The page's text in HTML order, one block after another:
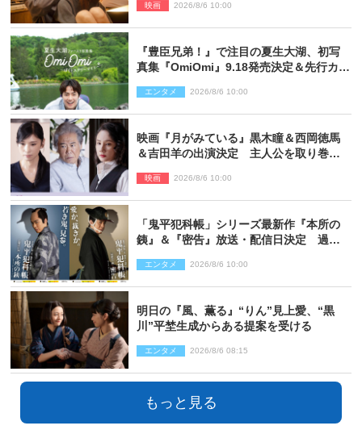
映画 2026/8/6 10:00
『豊臣兄弟！』で注目の夏生大湖、初写
真集『OmiOmi』9.18発売決定＆先行カッ
エンタメ 2026/8/6 10:00
映画『月がみている』黒木瞳＆西岡徳馬
＆吉田羊の出演決定 主人公を取り巻く
映画 2026/8/6 10:00
「鬼平犯科帳」シリーズ最新作『本所の
銕』＆『密告』放送・配信日決定 過去
エンタメ 2026/8/6 10:00
明日の『風、薫る』“りん”見上愛、“黒
川”平埜生成からある提案を受ける
エンタメ 2026/8/6 08:15
もっと見る